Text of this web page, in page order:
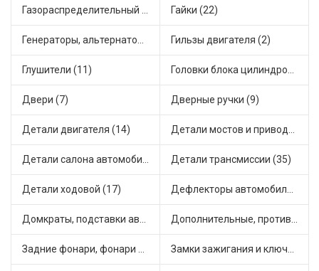
Газораспределительный механизм (2) Гайки (22)
Генераторы, альтернаторы и комплектующие (28) Гильзы двигателя (2)
Глушители (11) Головки блока цилиндров (2)
Двери (7) Дверные ручки (9)
Детали двигателя (14) Детали мостов и привода трансмиссии (58)
Детали салона автомобиля (37) Детали трансмиссии (35)
Детали ходовой (17) Дефлекторы автомобильные (2)
Домкраты, подставки автомобильные (1) Дополнительные, противотуманные фары (2)
Задние фонари, фонари видимости (2) Замки зажигания и ключи (11)